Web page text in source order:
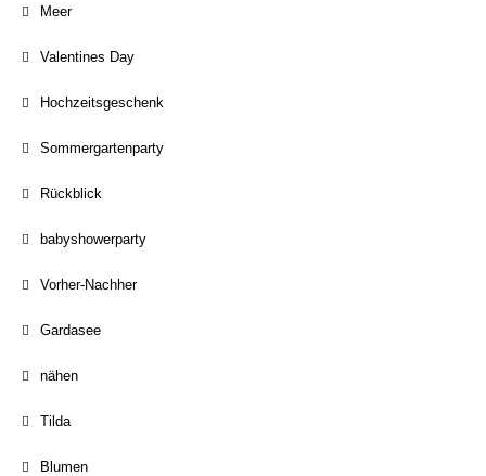
Meer
Valentines Day
Hochzeitsgeschenk
Sommergartenparty
Rückblick
babyshowerparty
Vorher-Nachher
Gardasee
nähen
Tilda
Blumen